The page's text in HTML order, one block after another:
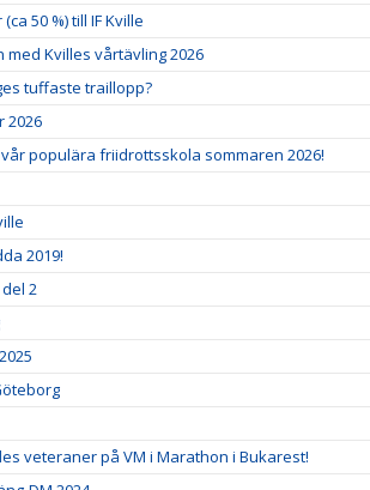
50 %) till IF Kville
Kvilles vårtävling 2026
tuffaste traillopp?
2026
populära friidrottsskola sommaren 2026!
2019!
2
veteraner på VM i Marathon i Bukarest!